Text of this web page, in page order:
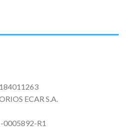
ECAR S.A.
0005892-R1